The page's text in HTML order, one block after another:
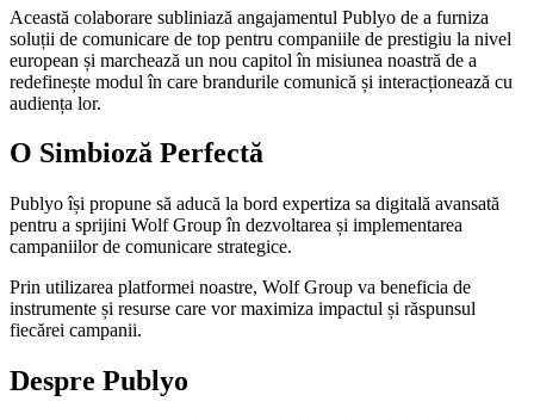
Această colaborare subliniază angajamentul Publyo de a furniza
soluții de comunicare de top pentru companiile de prestigiu la nivel
european și marchează un nou capitol în misiunea noastră de a
redefinește modul în care brandurile comunică și interacționează cu
audiența lor.
O Simbioză Perfectă
Publyo își propune să aducă la bord expertiza sa digitală avansată
pentru a sprijini Wolf Group în dezvoltarea și implementarea
campaniilor de comunicare strategice.
Prin utilizarea platformei noastre, Wolf Group va beneficia de
instrumente și resurse care vor maximiza impactul și răspunsul
fiecărei campanii.
Despre Publyo